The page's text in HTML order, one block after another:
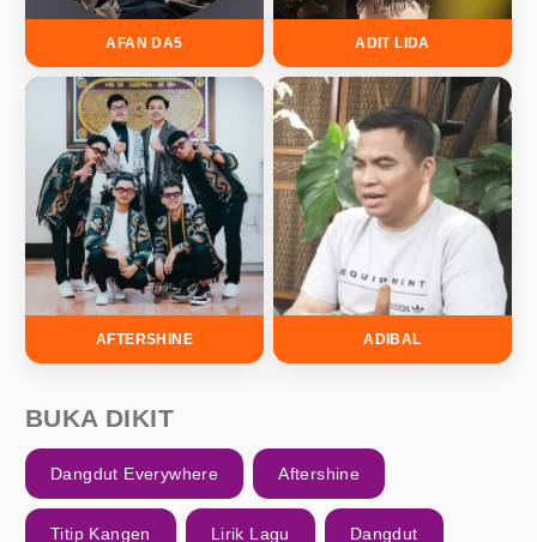
AFAN DA5 ADIT LIDA
AFTERSHINE ADIBAL
BUKA DIKIT
Dangdut Everywhere Aftershine
Titip Kangen Lirik Lagu Dangdut